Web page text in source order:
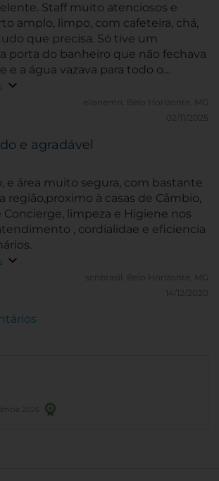
Staff muito atenciosos e
amplo, limpo, com cafeteira, chá,
que precisa. Só tive um
porta do banheiro que não fechava
a água vazava para todo o
Fiquei no quarto 1615. Após a
a porta ficou maior que o
e não fechava completamente.
perfeito!
elianemn.
Belo Horizonte, MG
02/11/2025
e agradável
e área muito segura, com bastante
região,proximo à casas de Câmbio,
Concierge, limpeza e Higiene nos
, cordialidae e eficiencia
scnbrasil.
Belo Horizonte, MG
14/12/2020
2025